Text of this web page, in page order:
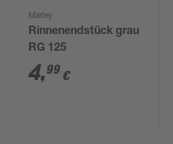
Marley
Rinnenendstück grau
RG 125
4,99 €